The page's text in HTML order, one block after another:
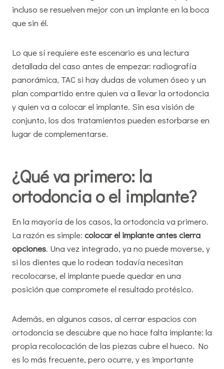
incluso se resuelven mejor con un implante en la boca
que sin él.
Lo que sí requiere este escenario es una lectura
detallada del caso antes de empezar: radiografía
panorámica, TAC si hay dudas de volumen óseo y un
plan compartido entre quien va a llevar la ortodoncia
y quien va a colocar el implante. Sin esa visión de
conjunto, los dos tratamientos pueden estorbarse en
lugar de complementarse.
¿Qué va primero: la
ortodoncia o el implante?
En la mayoría de los casos, la ortodoncia va primero.
La razón es simple: colocar el implante antes cierra
opciones. Una vez integrado, ya no puede moverse, y
si los dientes que lo rodean todavía necesitan
recolocarse, el implante puede quedar en una
posición que compromete el resultado protésico.
Además, en algunos casos, al cerrar espacios con
ortodoncia se descubre que no hace falta implante: la
propia recolocación de las piezas cubre el hueco. No
es lo más frecuente, pero ocurre, y es importante